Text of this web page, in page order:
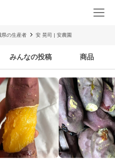
県の生産者 安 晃司 | 安農園
みんなの投稿 商品